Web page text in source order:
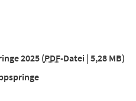
2025 PDF-Datei 5,28 MB